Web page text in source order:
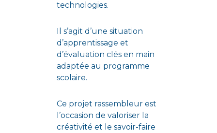
technologies.
Il s’agit d’une situation
d’apprentissage et
d’évaluation clés en main
adaptée au programme
scolaire.
Ce projet rassembleur est
l’occasion de valoriser la
créativité et le savoir-faire